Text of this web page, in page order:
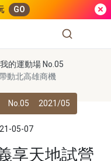
GO
的運動場 No.05
動北高雄商機
No.05 2021/05
05-07
享天地試營